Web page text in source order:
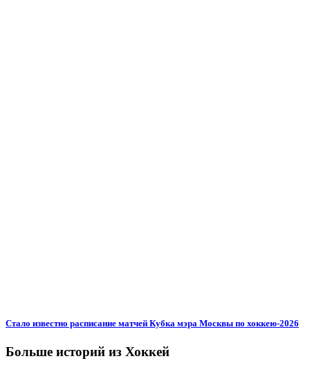
Стало известно расписание матчей Кубка мэра Москвы по хоккею-2026
Больше историй из Хоккей